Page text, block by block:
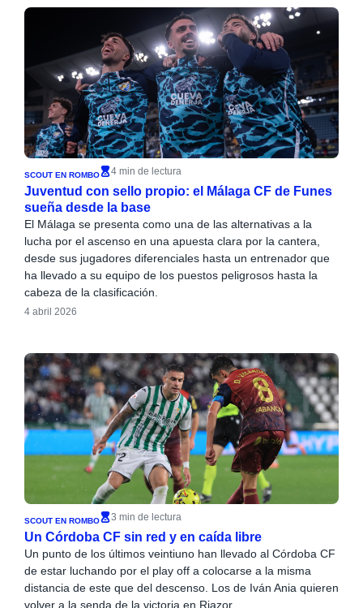
SCOUT EN ROMBO 4 min de lectura
Juventud con sello propio: el Málaga CF de Funes
sueña desde la base
El Málaga se presenta como una de las alternativas a la
lucha por el ascenso en una apuesta clara por la cantera,
desde sus jugadores diferenciales hasta un entrenador que
ha llevado a su equipo de los puestos peligrosos hasta la
cabeza de la clasificación.
4 abril 2026
SCOUT EN ROMBO 3 min de lectura
Un Córdoba CF sin red y en caída libre
Un punto de los últimos veintiuno han llevado al Córdoba CF
de estar luchando por el play off a colocarse a la misma
distancia de este que del descenso. Los de Iván Ania quieren
volver a la senda de la victoria en Riazor.